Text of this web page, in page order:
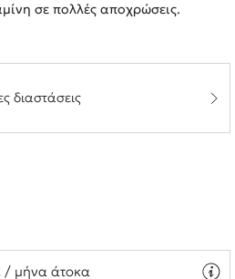
σε πολλές αποχρώσεις.
διαστάσεις
/ μήνα άτοκα